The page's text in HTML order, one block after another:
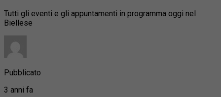
Tutti gli eventi e gli appuntamenti in programma oggi nel
Biellese
Pubblicato
3 anni fa